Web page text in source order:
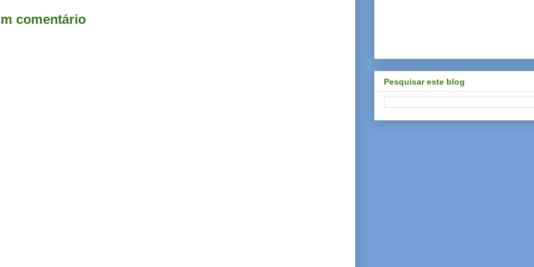
comentário
Pesquisar este blog